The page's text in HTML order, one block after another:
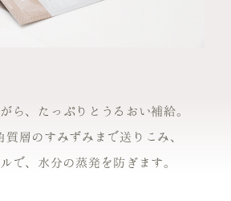
ら、たっぷりとうるおい補給。
層のすみずみまで送りこみ、
で、水分の蒸発を防ぎます。